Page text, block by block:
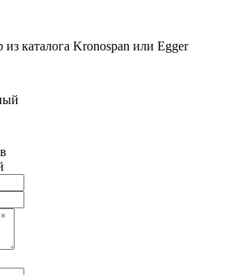
каталога Kronospan или Egger